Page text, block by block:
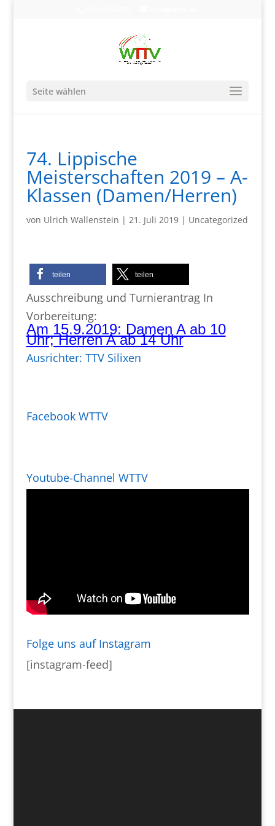
Seite wählen
74. Lippische
Meisterschaften 2019 – A-
Klassen (Damen/Herren)
von Ulrich Wallenstein | 21. Juli 2019| Uncategorized
teilen teilen
Ausschreibung und Turnierantrag In
Vorbereitung:
Am 15.9.2019: Damen A ab 10
Uhr; Herren A ab 14 Uhr
Ausrichter: TTV Silixen
Facebook WTTV
Youtube-Channel WTTV
Folge uns auf Instagram
[instagram-feed]